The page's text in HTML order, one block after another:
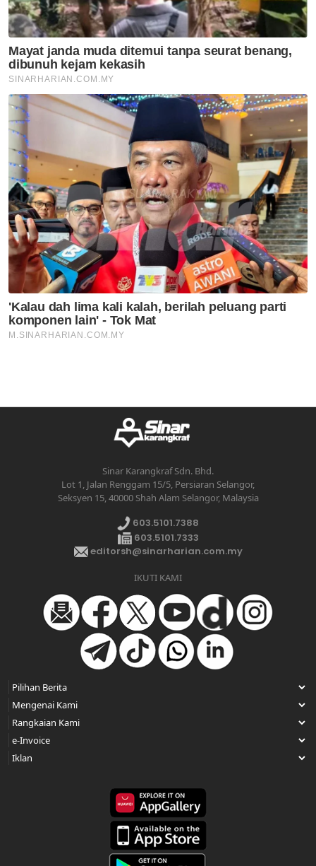
Sinar Karangkraf Sdn. Bhd.
Lot 1, Jalan Renggam 15/5, Persiaran Selangor,
Seksyen 15, 40000 Shah Alam Selangor, Malaysia
603.5101.7388
603.5101.7333
editorsh@sinarharian.com.my
IKUTI KAMI